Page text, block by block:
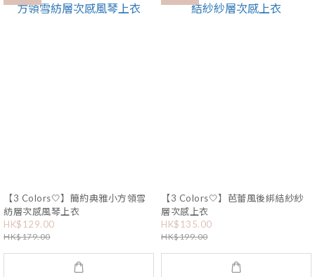
【3 Colors🤍】簡約典雅小方領雪
紡層次感風琴上衣
HK$129.00
HK$179.00
【3 Colors🤍】芭蕾風後綁結紗紗
層次感上衣
HK$135.00
HK$199.00